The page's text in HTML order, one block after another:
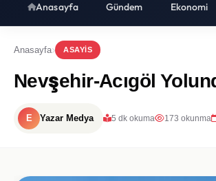
Anasayfa Gündem Ekonomi
Anasayfa ASAYIS
Nevşehir-Acıgöl
E Yazar Medya 5 dk okuma 173 okunma